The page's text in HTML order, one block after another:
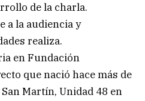
de la charla.
a la audiencia y
realiza.
en Fundación
que nació hace más de
Martín, Unidad 48 en